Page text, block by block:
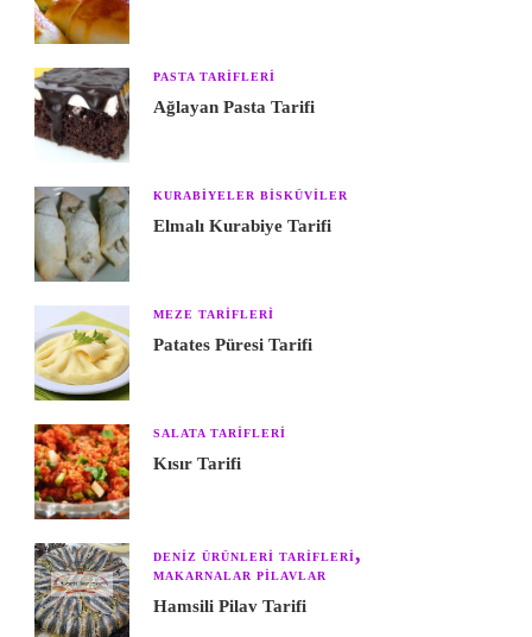
PASTA TARIFLERI
Ağlayan Pasta Tarifi
KURABIYELER BISKÜVILER
Elmalı Kurabiye Tarifi
MEZE TARIFLERI
Patates Püresi Tarifi
SALATA TARIFLERI
Kısır Tarifi
DENIZ ÜRÜNLERI TARIFLERI
MAKARNALAR PILAVLAR
Hamsili Pilav Tarifi